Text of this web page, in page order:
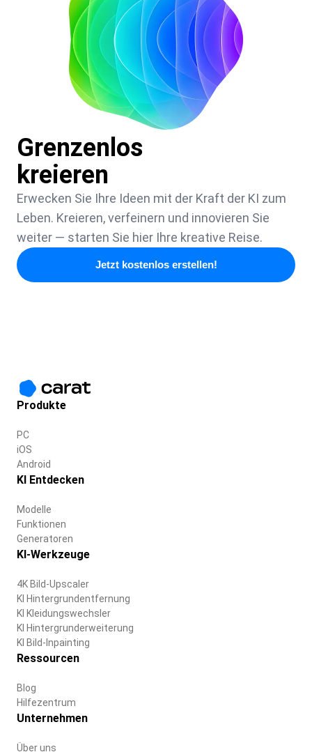
Grenzenlos
kreieren
Erwecken Sie Ihre Ideen mit der Kraft der KI zum
Leben. Kreieren, verfeinern und innovieren Sie
weiter — starten Sie hier Ihre kreative Reise.
Jetzt kostenlos erstellen!
Produkte
PC
iOS
Android
KI Entdecken
Modelle
Funktionen
Generatoren
KI-Werkzeuge
4K Bild-Upscaler
KI Hintergrundentfernung
KI Kleidungswechsler
KI Hintergrunderweiterung
KI Bild-Inpainting
Ressourcen
Blog
Hilfezentrum
Unternehmen
Über uns